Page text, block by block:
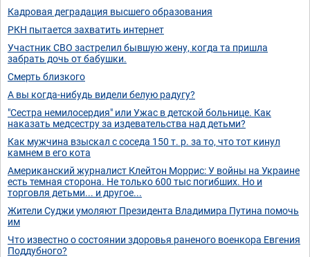
Кадровая деградация высшего образования
РКН пытается захватить интернет
Участник СВО застрелил бывшую жену, когда та пришла
забрать дочь от бабушки.
Смерть близкого
А вы когда-нибудь видели белую радугу?
"Сестра немилосердия" или Ужас в детской больнице. Как
наказать медсестру за издевательства над детьми?
Как мужчина взыскал с соседа 150 т. р. за то, что тот кинул
камнем в его кота
Американский журналист Клейтон Моррис: У войны на Украине
есть темная сторона. Не только 600 тыс погибших. Но и
торговля детьми... и другое...
Жители Суджи умоляют Президента Владимира Путина помочь
им
Что известно о состоянии здоровья раненого военкора Евгения
Поддубного?